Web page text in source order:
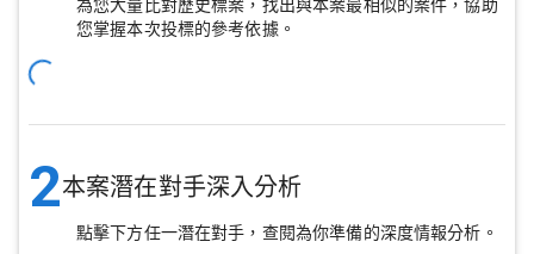
為您大量比對歷史標案，找出與本案最相似的案件，協助
您掌握本次投標的參考依據。
2本案潛在對手深入分析
點擊下方任一潛在對手，查閱為你準備的深度情報分析。